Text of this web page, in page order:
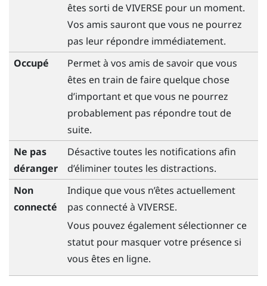
êtes sorti deVIVERSE pour un moment.
Vos amis sauront que vous ne pourrez
pas leur répondre immédiatement.
Occupé
Permet à vos amis de savoir que vous
êtes en train de faire quelque chose
d’important et que vous ne pourrez
probablement pas répondre tout de
suite.
Ne pas
déranger
Désactive toutes les notifications afin
d’éliminer toutes les distractions.
Non
connecté
Indique que vous n’êtes actuellement
pas connecté à VIVERSE.
Vous pouvez également sélectionner ce
statut pour masquer votre présence si
vous êtes en ligne.